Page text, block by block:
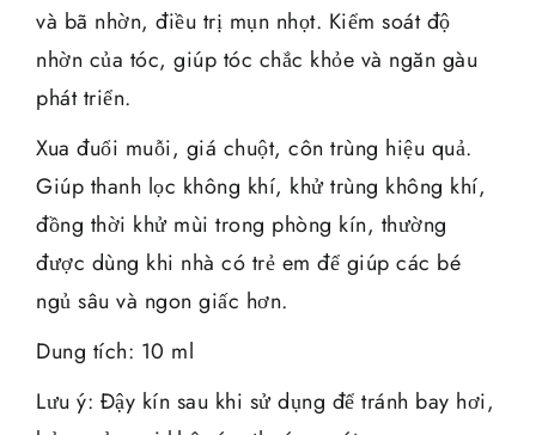
và bã nhờn, điều trị mụn nhọt. Kiểm soát độ
nhờn của tóc, giúp tóc chắc khỏe và ngăn gàu
phát triển.
Xua đuổi muỗi, giá chuột, côn trùng hiệu quả.
Giúp thanh lọc không khí, khử trùng không khí,
đồng thời khử mùi trong phòng kín, thường
được dùng khi nhà có trẻ em để giúp các bé
ngủ sâu và ngon giấc hơn.
Dung tích: 10 ml
Lưu ý: Đậy kín sau khi sử dụng để tránh bay hơi,